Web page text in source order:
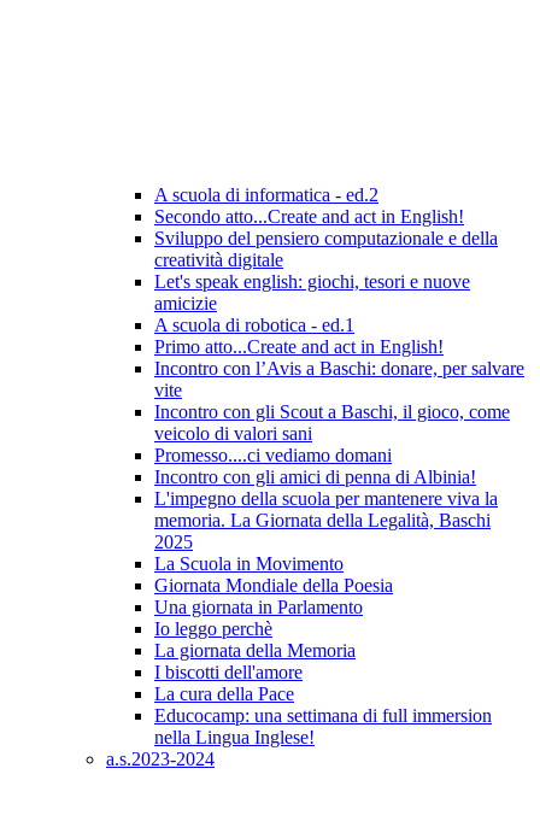
A scuola di informatica - ed.2
Secondo atto...Create and act in English!
Sviluppo del pensiero computazionale e della
creatività digitale
Let's speak english: giochi, tesori e nuove
amicizie
A scuola di robotica - ed.1
Primo atto...Create and act in English!
Incontro con l’Avis a Baschi: donare, per salvare
vite
Incontro con gli Scout a Baschi, il gioco, come
veicolo di valori sani
Promesso....ci vediamo domani
Incontro con gli amici di penna di Albinia!
L'impegno della scuola per mantenere viva la
memoria. La Giornata della Legalità, Baschi
2025
La Scuola in Movimento
Giornata Mondiale della Poesia
Una giornata in Parlamento
Io leggo perchè
La giornata della Memoria
I biscotti dell'amore
La cura della Pace
Educocamp: una settimana di full immersion
nella Lingua Inglese!
a.s.2023-2024